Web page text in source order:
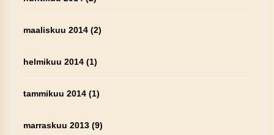
maaliskuu 2014(2)
helmikuu 2014(1)
tammikuu 2014(1)
marraskuu 2013(9)